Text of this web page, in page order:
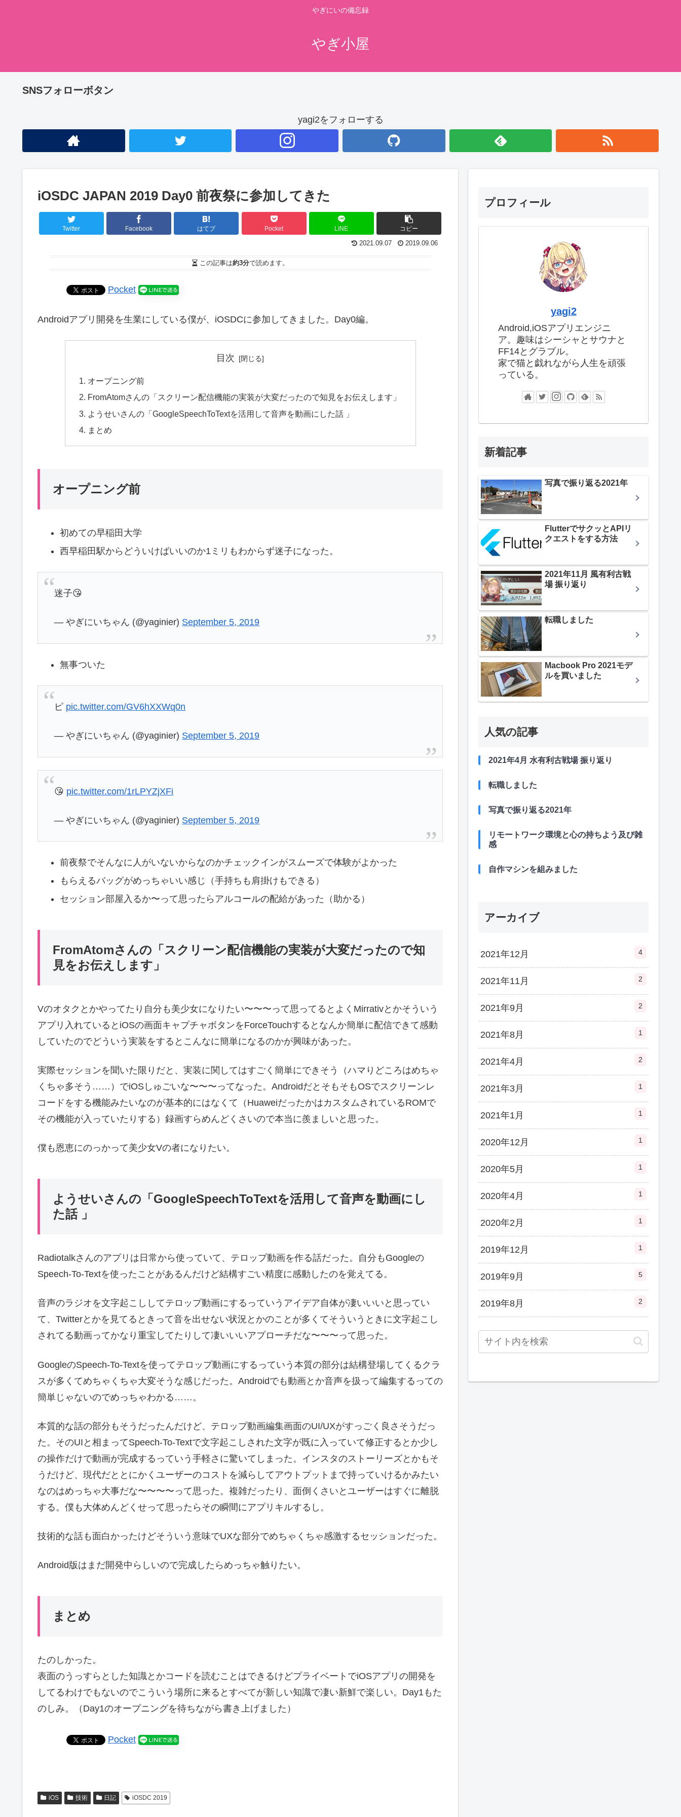
やぎにいの備忘録
やぎ小屋
SNSフォローボタン
yagi2をフォローする
iOSDC JAPAN 2019 Day0 前夜祭に参加してきた
Twitter Facebook はてブ Pocket LINE コピー
2021.09.07 2019.09.06
この記事は約3分で読めます。
Pocket
Androidアプリ開発を生業にしている僕が、iOSDCに参加してきました。Day0編。
目次
オープニング前
FromAtomさんの「スクリーン配信機能の実装が大変だったので知見をお伝えします」
ようせいさんの「GoogleSpeechToTextを活用して音声を動画にした話 」
まとめ
オープニング前
初めての早稲田大学
西早稲田駅からどういけばいいのか1ミリもわからず迷子になった。
迷子😘
— やぎにいちゃん (@yaginier) September 5, 2019
無事ついた
ピ pic.twitter.com/GV6hXXWq0n
— やぎにいちゃん (@yaginier) September 5, 2019
😘 pic.twitter.com/1rLPYZjXFi
— やぎにいちゃん (@yaginier) September 5, 2019
前夜祭でそんなに人がいないからなのかチェックインがスムーズで体験がよかった
もらえるバッグがめっちゃいい感じ（手持ちも肩掛けもできる）
セッション部屋入るか〜って思ったらアルコールの配給があった（助かる）
FromAtomさんの「スクリーン配信機能の実装が大変だったので知
見をお伝えします」
Vのオタクとかやってたり自分も美少女になりたい〜〜〜って思ってるとよくMirrativとかそういう
アプリ入れているとiOSの画面キャプチャボタンをForceTouchするとなんか簡単に配信できて感動
していたのでどういう実装をするとこんなに簡単になるのかが興味があった。
実際セッションを聞いた限りだと、実装に関してはすごく簡単にできそう（ハマりどころはめちゃ
くちゃ多そう……）でiOSしゅごいな〜〜〜ってなった。AndroidだとそもそもOSでスクリーンレ
コードをする機能みたいなのが基本的にはなくて（HuaweiだったかはカスタムされているROMで
その機能が入っていたりする）録画すらめんどくさいので本当に羨ましいと思った。
僕も恩恵にのっかって美少女Vの者になりたい。
ようせいさんの「GoogleSpeechToTextを活用して音声を動画にし
た話 」
Radiotalkさんのアプリは日常から使っていて、テロップ動画を作る話だった。自分もGoogleの
Speech-To-Textを使ったことがあるんだけど結構すごい精度に感動したのを覚えてる。
音声のラジオを文字起こししてテロップ動画にするっていうアイデア自体が凄いいいと思ってい
て、Twitterとかを見てるときって音を出せない状況とかのことが多くてそういうときに文字起こし
されてる動画ってかなり重宝してたりして凄いいいアプローチだな〜〜〜って思った。
GoogleのSpeech-To-Textを使ってテロップ動画にするっていう本質の部分は結構登場してくるクラ
スが多くてめちゃくちゃ大変そうな感じだった。Androidでも動画とか音声を扱って編集するっての
簡単じゃないのでめっちゃわかる……。
本質的な話の部分もそうだったんだけど、テロップ動画編集画面のUI/UXがすっごく良さそうだっ
た。そのUIと相まってSpeech-To-Textで文字起こしされた文字が既に入っていて修正するとか少し
の操作だけで動画が完成するっていう手軽さに驚いてしまった。インスタのストーリーズとかもそ
うだけど、現代だととにかくユーザーのコストを減らしてアウトプットまで持っていけるかみたい
なのはめっちゃ大事だな〜〜〜〜って思った。複雑だったり、面倒くさいとユーザーはすぐに離脱
する。僕も大体めんどくせって思ったらその瞬間にアプリキルするし。
技術的な話も面白かったけどそういう意味でUXな部分でめちゃくちゃ感激するセッションだった。
Android版はまだ開発中らしいので完成したらめっちゃ触りたい。
まとめ
たのしかった。
表面のうっすらとした知識とかコードを読むことはできるけどプライベートでiOSアプリの開発を
してるわけでもないのでこういう場所に来るとすべてが新しい知識で凄い新鮮で楽しい。Day1もた
のしみ。（Day1のオープニングを待ちながら書き上げました）
Pocket
iOS 技術 日記 iOSDC 2019
プロフィール
yagi2
Android,iOSアプリエンジニ
ア。趣味はシーシャとサウナと
FF14とグラブル。
家で猫と戯れながら人生を頑張
っている。
新着記事
写真で振り返る2021年
FlutterでサクッとAPIリ
クエストをする方法
2021年11月 風有利古戦
場 振り返り
転職しました
Macbook Pro 2021モデ
ルを買いました
人気の記事
2021年4月 水有利古戦場 振り返り
転職しました
写真で振り返る2021年
リモートワーク環境と心の持ちよう及び雑
感
自作マシンを組みました
アーカイブ
2021年12月 4
2021年11月 2
2021年9月 2
2021年8月 1
2021年4月 2
2021年3月 1
2021年1月 1
2020年12月 1
2020年5月 1
2020年4月 1
2020年2月 1
2019年12月 1
2019年9月 5
2019年8月 2